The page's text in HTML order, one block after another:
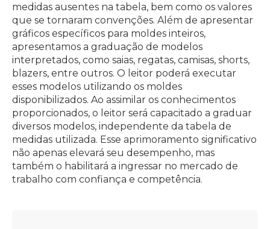
medidas ausentes na tabela, bem como os valores
que se tornaram convenções. Além de apresentar
gráficos específicos para moldes inteiros,
apresentamos a graduação de modelos
interpretados, como saias, regatas, camisas, shorts,
blazers, entre outros. O leitor poderá executar
esses modelos utilizando os moldes
disponibilizados. Ao assimilar os conhecimentos
proporcionados, o leitor será capacitado a graduar
diversos modelos, independente da tabela de
medidas utilizada. Esse aprimoramento significativo
não apenas elevará seu desempenho, mas
também o habilitará a ingressar no mercado de
trabalho com confiança e competência.